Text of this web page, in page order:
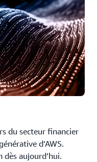
du secteur financier
d’AWS.
aujourd’hui.